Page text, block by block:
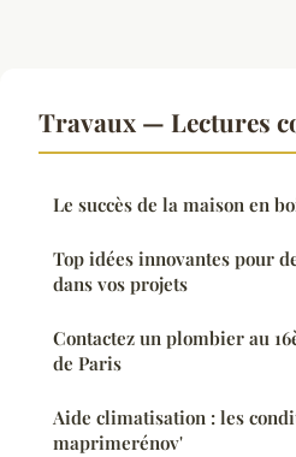
Travaux — Lectures
Le succès de la maison en
Top idées innovantes pour
dans vos projets
Contactez un plombier au
de Paris
Aide climatisation : les
maprimerénov'